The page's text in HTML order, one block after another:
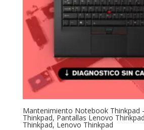
Mantenimiento Notebook Thinkpad
Thinkpad, Pantallas Lenovo
Thinkpad, Lenovo Thinkpad